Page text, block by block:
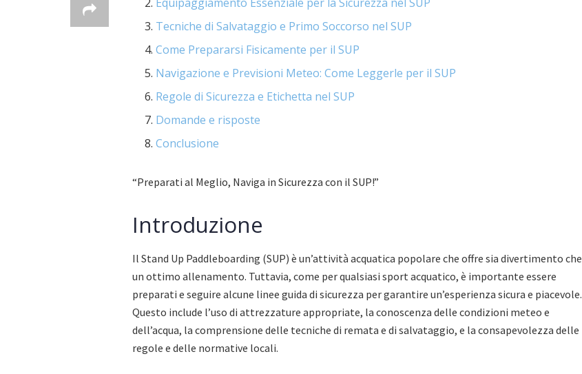
Tecniche di Salvataggio e Primo Soccorso nel SUP
Come Prepararsi Fisicamente per il SUP
Navigazione e Previsioni Meteo: Come Leggerle per il SUP
Regole di Sicurezza e Etichetta nel SUP
Domande e risposte
Conclusione
“Preparati al Meglio, Naviga in Sicurezza con il SUP!”
Introduzione
Il Stand Up Paddleboarding (SUP) è un’attività acquatica popolare che offre sia divertimento che
un ottimo allenamento. Tuttavia, come per qualsiasi sport acquatico, è importante essere
preparati e seguire alcune linee guida di sicurezza per garantire un’esperienza sicura e piacevole.
Questo include l’uso di attrezzature appropriate, la conoscenza delle condizioni meteo e
dell’acqua, la comprensione delle tecniche di remata e di salvataggio, e la consapevolezza delle
regole e delle normative locali.